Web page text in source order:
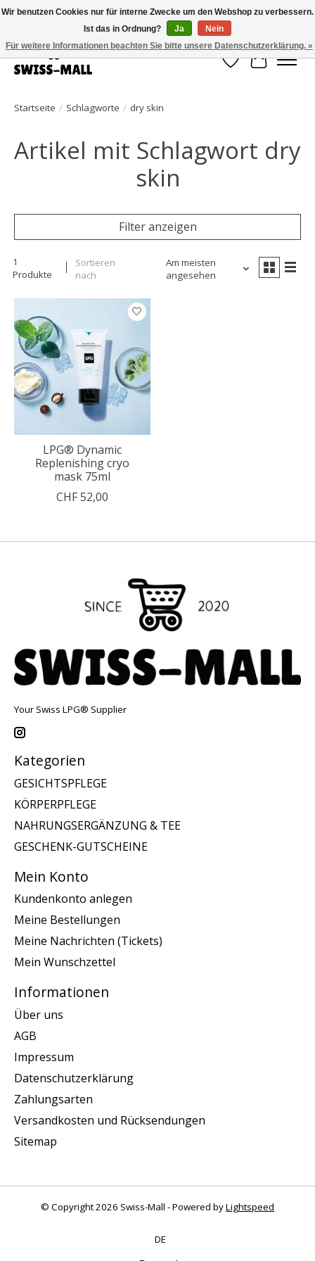
Kostenloser Versand ab CHF 250 – pünktlich und zuverlässig geliefert
Wunschzettel
Ihr
Startseite / Schlagworte / dry skin
Artikel mit Schlagwort dry
skin
Filter anzeigen
1
Produkte
Sortieren
nach
Am meisten
angesehen
LPG® Dynamic
Replenishing cryo
mask 75ml
CHF 52,00
Your Swiss LPG® Supplier
Kategorien
GESICHTSPFLEGE
KÖRPERPFLEGE
NAHRUNGSERGÄNZUNG & TEE
GESCHENK-GUTSCHEINE
Mein Konto
Kundenkonto anlegen
Meine Bestellungen
Meine Nachrichten (Tickets)
Mein Wunschzettel
Informationen
Über uns
AGB
Impressum
Datenschutzerklärung
Zahlungsarten
Versandkosten und Rücksendungen
Sitemap
© Copyright 2026 Swiss-Mall - Powered byLightspeed
DE
Wir benutzen Cookies nur für interne Zwecke um den Webshop zu verbessern.
Ist das in Ordnung?
Ja
Nein
Für weitere Informationen beachten Sie bitte unsere Datenschutzerklärung. »